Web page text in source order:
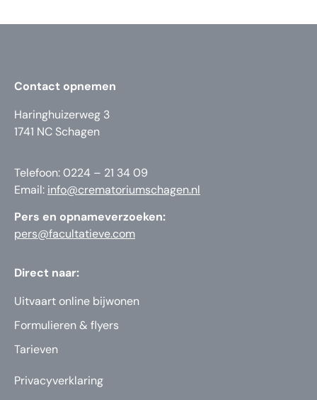
Contact opnemen
Haringhuizerweg 3
1741 NC Schagen
Telefoon: 0224 – 21 34 09
Email: info@crematoriumschagen.nl
Pers en opnameverzoeken:
pers@facultatieve.com
Direct naar:
Uitvaart online bijwonen
Formulieren & flyers
Tarieven
Privacyverklaring